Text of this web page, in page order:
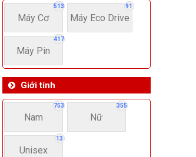
513
Máy Cơ
91
Máy Eco Drive
417
Máy Pin
Giới tính
753
Nam
355
Nữ
13
Unisex